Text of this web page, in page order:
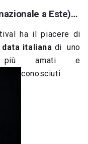
a Este)…
ha il piacere di
data italiana di uno
amati e
conosciuti